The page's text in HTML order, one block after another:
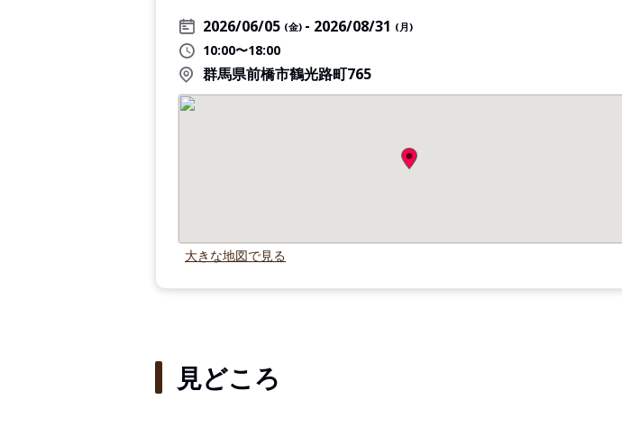
2026/06/05 (金) 2026/08/31 (月)
10:00〜18:00
群馬県前橋市鶴光路町765
大きな地図で見る
見どころ